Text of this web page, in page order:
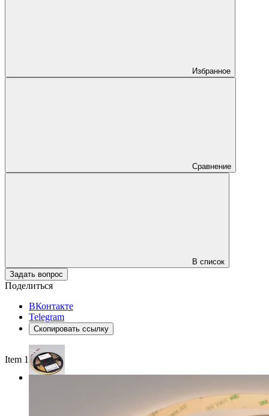
Избранное
Сравнение
В список
Задать вопрос
Поделиться
ВКонтакте
Telegram
Скопировать ссылку
Item 1 of 3